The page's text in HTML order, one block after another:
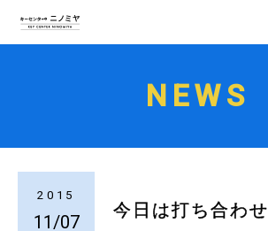
NEWS
2015
11/07
今日は打ち合わせ